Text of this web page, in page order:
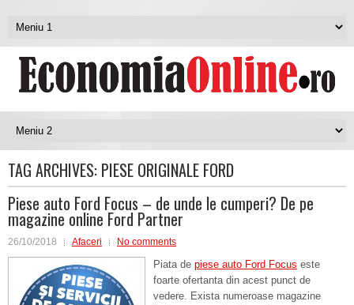
TAG ARCHIVES: PIESE ORIGINALE FORD
Piese auto Ford Focus – de unde le cumperi? De pe
magazine online Ford Partner
26/10/2018 Afaceri No comments
Piata de piese auto Ford Focus este
foarte ofertanta din acest punct de
vedere. Exista numeroase magazine